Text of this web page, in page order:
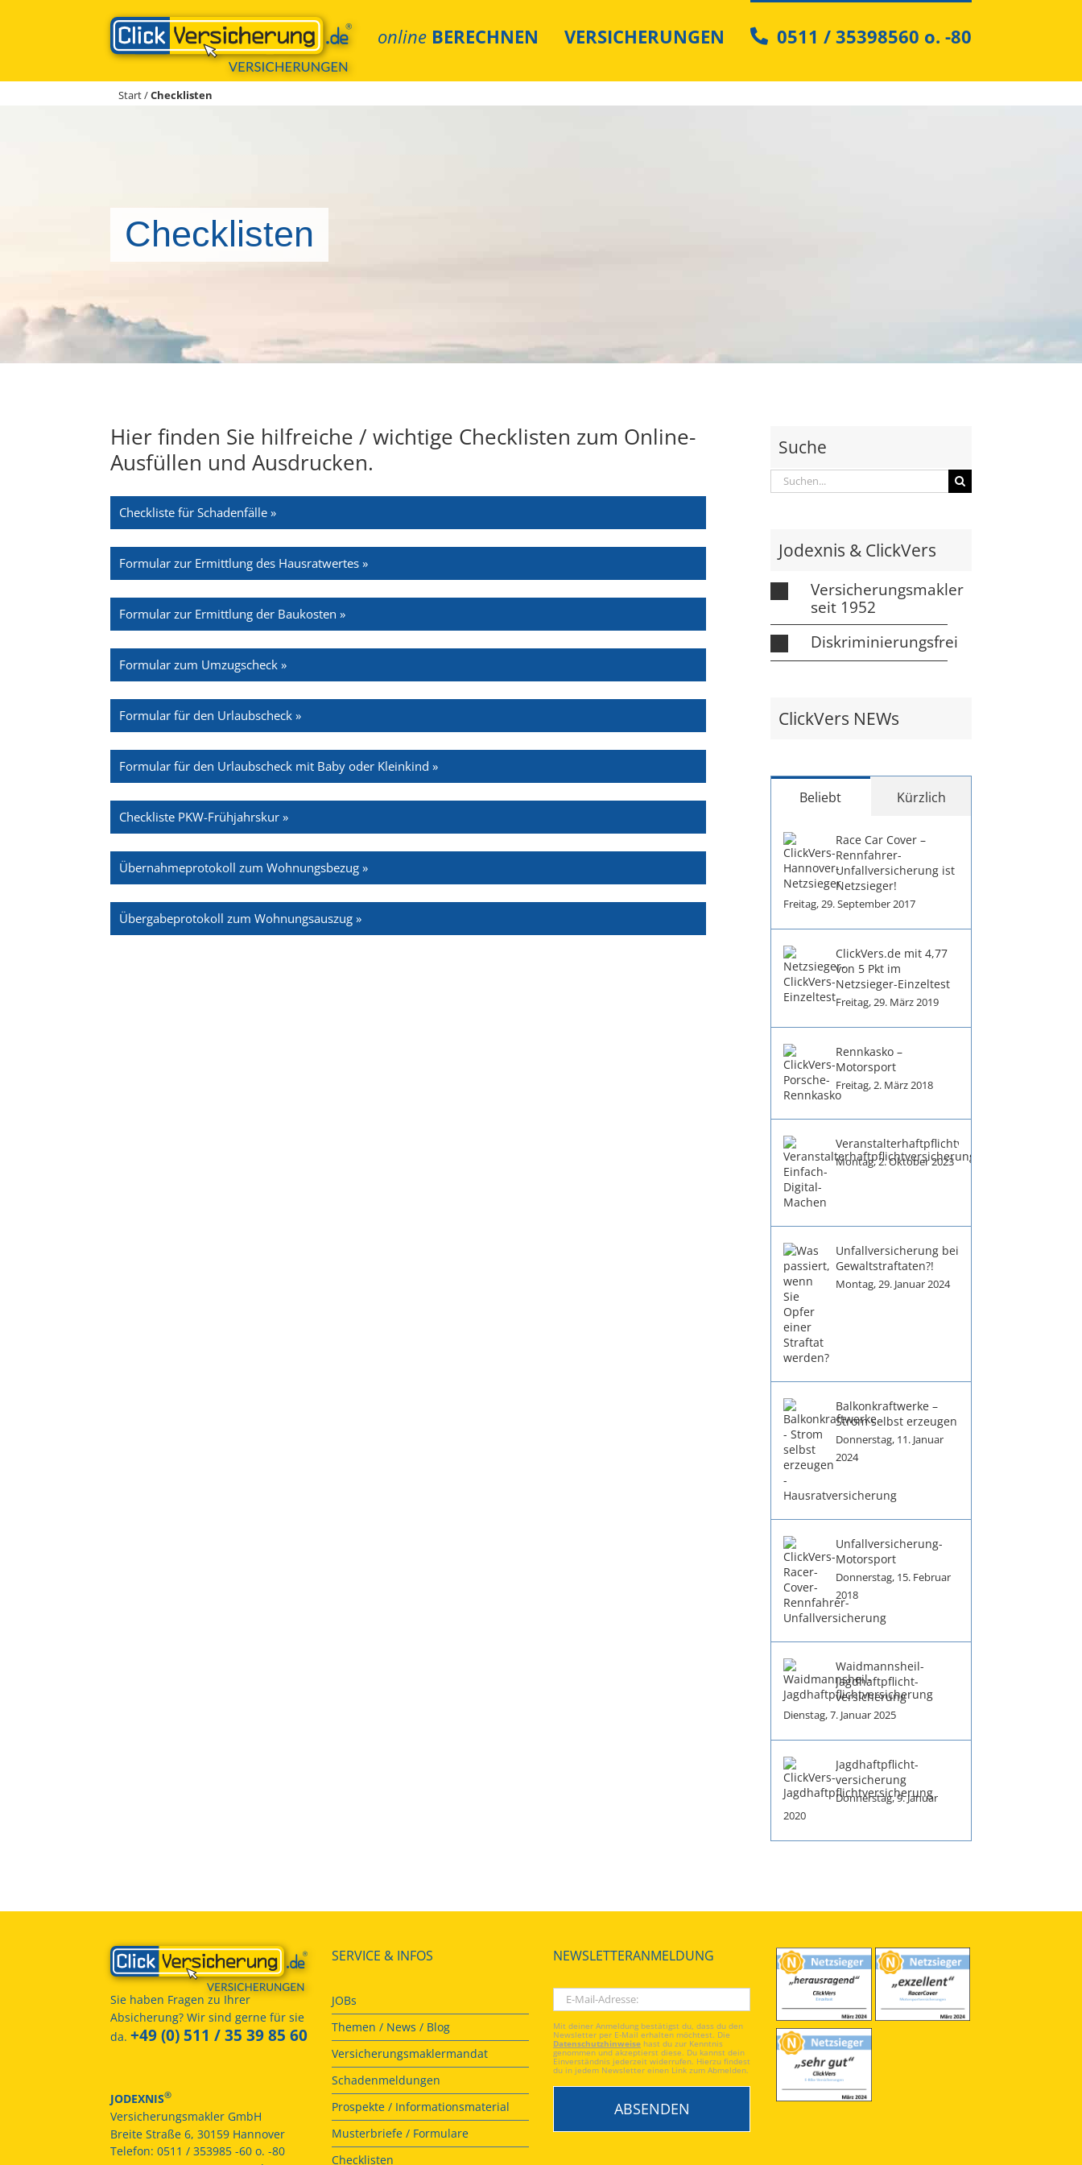
online BERECHNEN VERSICHERUNGEN 0511 / 35398560 o. -80
Start/Checklisten
Checklisten
Hier finden Sie hilfreiche / wichtige Checklisten zum Online-
Ausfüllen und Ausdrucken.
Checkliste für Schadenfälle »
Formular zur Ermittlung des Hausratwertes »
Formular zur Ermittlung der Baukosten »
Formular zum Umzugscheck »
Formular für den Urlaubscheck »
Formular für den Urlaubscheck mit Baby oder Kleinkind »
Checkliste PKW-Frühjahrskur »
Übernahmeprotokoll zum Wohnungsbezug »
Übergabeprotokoll zum Wohnungsauszug »
Suche
Suche
nach:
Jodexnis & ClickVers
Versicherungsmakler
seit 1952
Diskriminierungsfrei
ClickVers NEWs
Beliebt Kürzlich
Race Car Cover –
Rennfahrer-
Unfallversicherung ist
Netzsieger!
Freitag, 29. September 2017
ClickVers.de mit 4,77
von 5 Pkt im
Netzsieger-Einzeltest
Freitag, 29. März 2019
Rennkasko –
Motorsport
Freitag, 2. März 2018
Veranstalterhaftpflichtversicherung
Montag, 2. Oktober 2023
Unfallversicherung bei
Gewaltstraftaten?!
Montag, 29. Januar 2024
Balkonkraftwerke –
Strom selbst erzeugen
Donnerstag, 11. Januar
2024
Unfallversicherung-
Motorsport
Donnerstag, 15. Februar
2018
Waidmannsheil-
Jagdhaftpflicht­
versicherung
Dienstag, 7. Januar 2025
Jagdhaftpflicht­
versicherung
Donnerstag, 9. Januar
2020
Sie haben Fragen zu Ihrer
Absicherung? Wir sind gerne für sie
da. +49 (0) 511 / 35 39 85 60
JODEXNIS®
Versicherungsmakler GmbH
Breite Straße 6, 30159 Hannover
Telefon: 0511 / 353985 -60 o. -80
SERVICE & INFOS
JOBs
Themen / News / Blog
Versicherungsmaklermandat
Schadenmeldungen
Prospekte / Informationsmaterial
Musterbriefe / Formulare
Checklisten
NEWSLETTERANMELDUNG
Mit deiner Anmeldung bestätigst du, dass du den
Newsletter per E-Mail erhalten möchtest. Die
Datenschutzhinweise hast du zur Kenntnis
genommen und akzeptierst diese. Du kannst dein
Einverständnis jederzeit widerrufen. Hierzu findest
du in jedem Newsletter einen Link zum Abmelden.